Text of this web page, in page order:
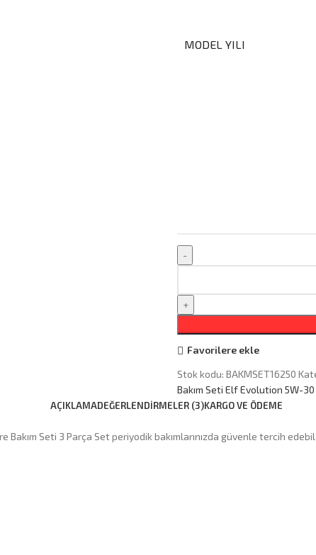
MODEL YILI
Favorilere ekle
Stok kodu: BAKMSET16250
Bakım Seti Elf Evolution 5W-
AÇIKLAMADEĞERLENDIRMELER (3)KARGO VE ÖDEME
Seti 3 Parça Set periyodik bakımlarınızda güvenle tercih